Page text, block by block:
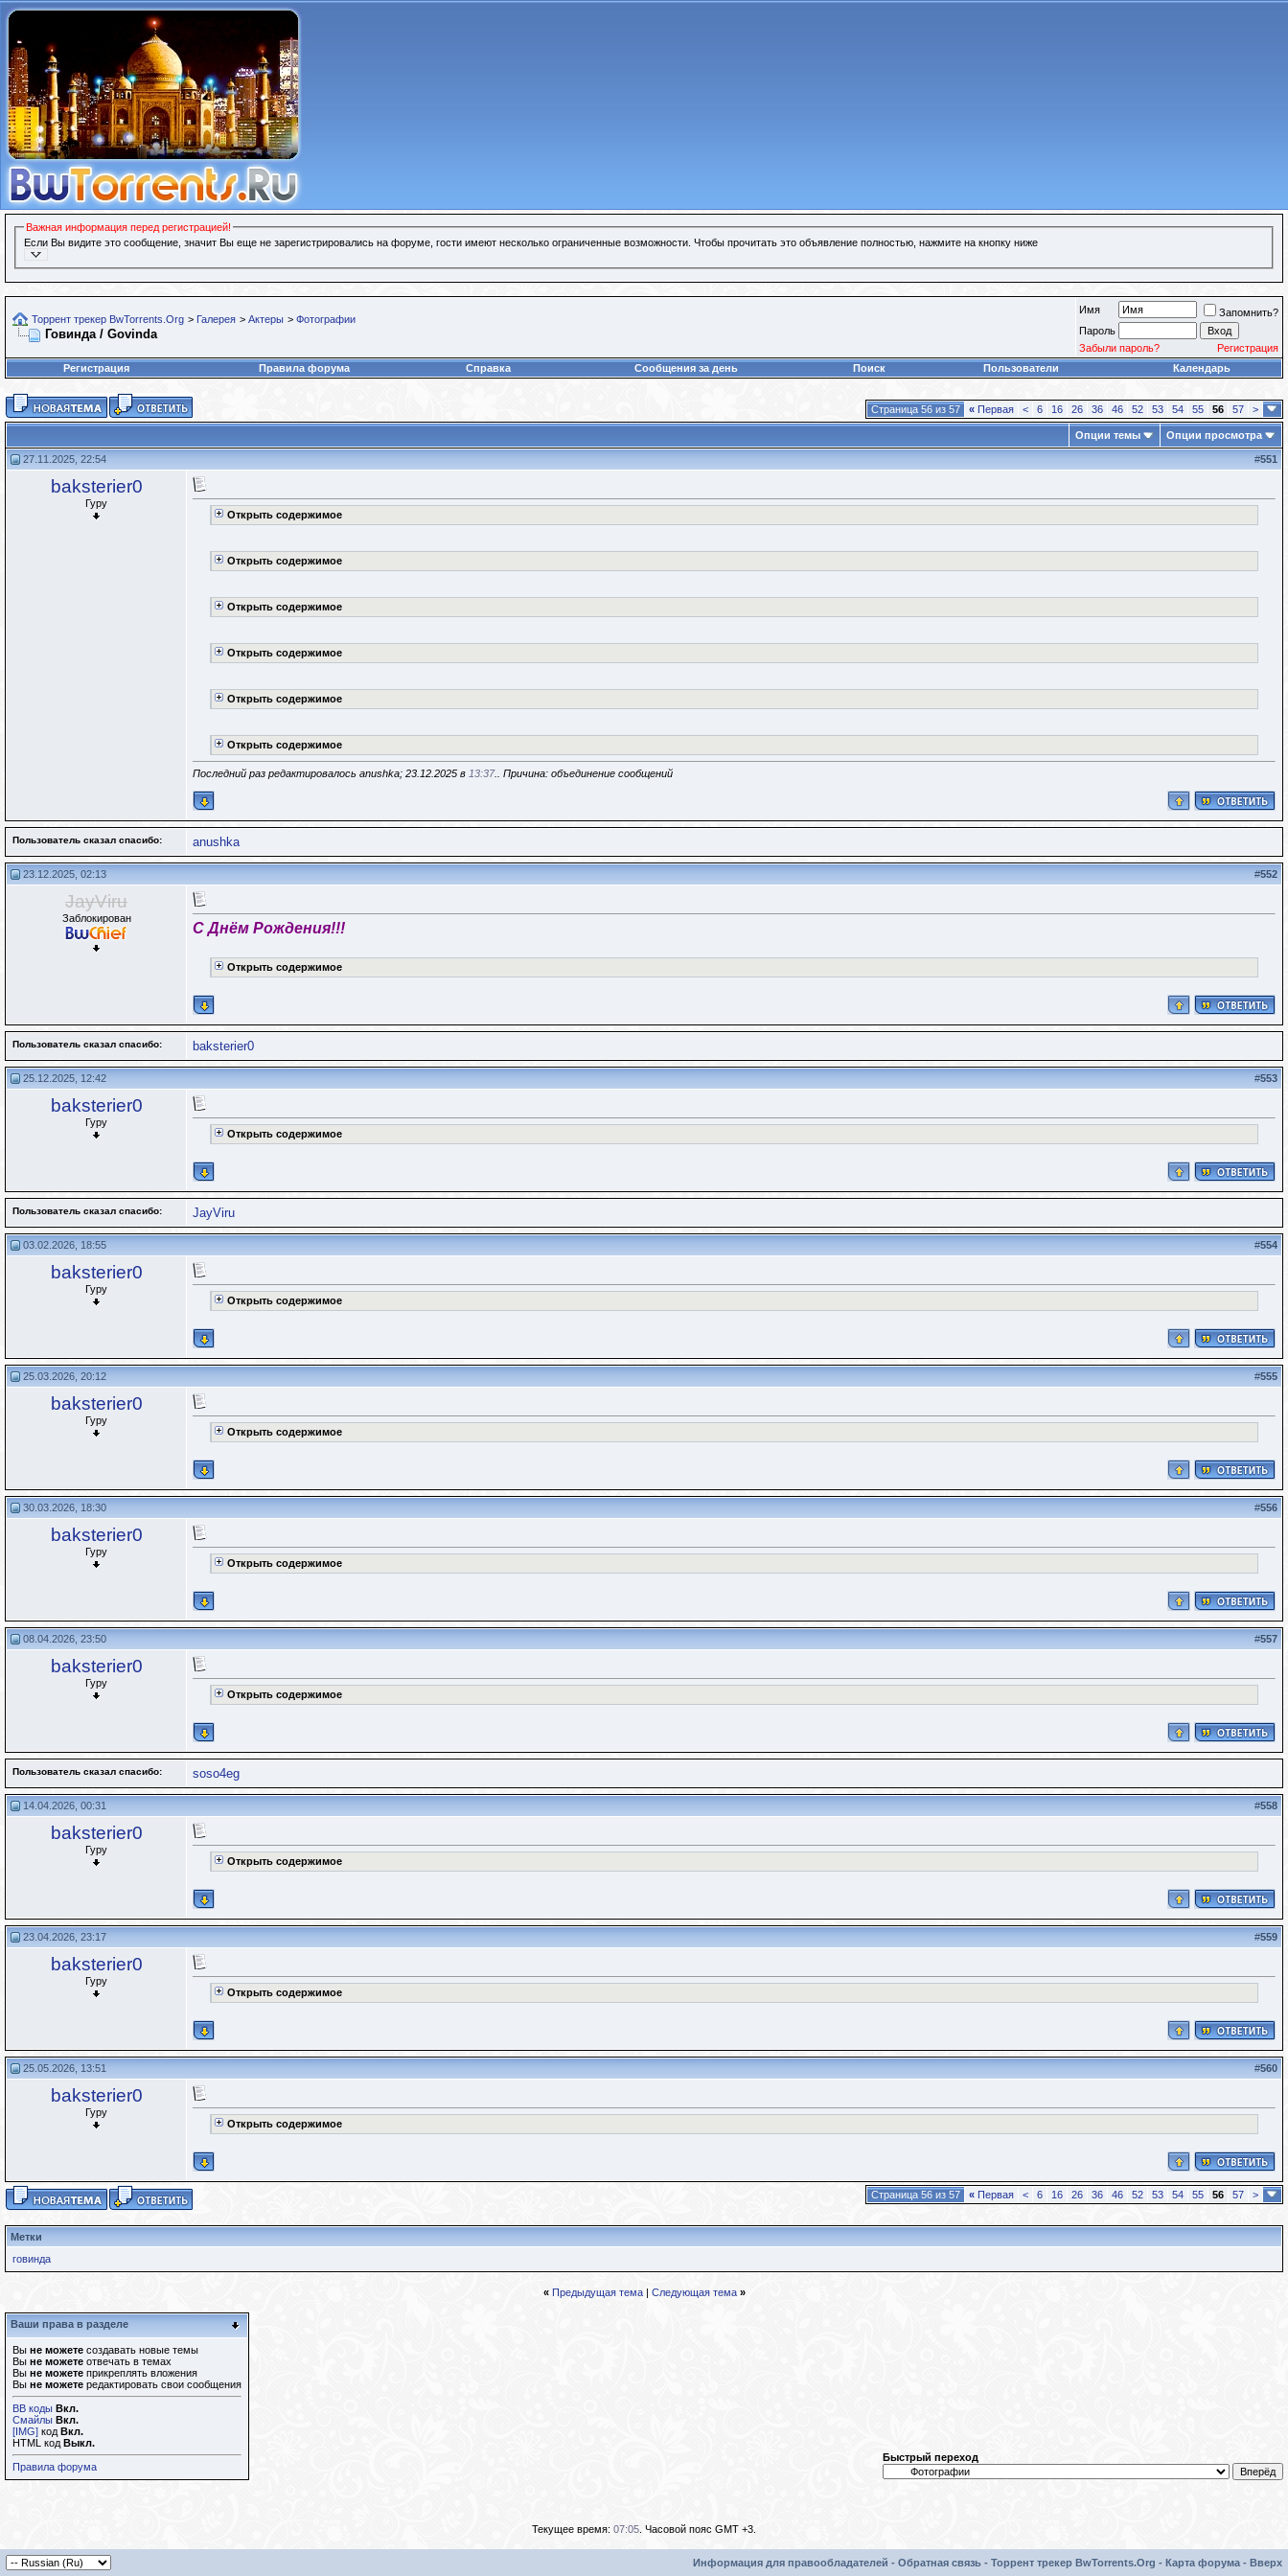
Важная информация перед регистрацией!
Если Вы видите это сообщение, значит Вы еще не зарегистрировались на форуме, гости имеют несколько ограниченные возможности. Чтобы прочитать это объявление полностью, нажмите на кнопку ниже
Торрент трекер BwTorrents.Org > Галерея > Актеры > Фотографии
Говинда / Govinda
Имя
Запомнить?
Пароль
Забыли пароль?
Регистрация
Регистрация
Правила форума Справка Сообщения за день Поиск Пользователи Календарь
Страница 56 из 57 « Первая < 6 16 26 36 46 52 53 54 55 56 57 >
Опции темы Опции просмотра
27.11.2025, 22:54 #551
baksterier0
Гуру
Открыть содержимое
Открыть содержимое
Открыть содержимое
Открыть содержимое
Открыть содержимое
Открыть содержимое
Последний раз редактировалось anushka; 23.12.2025 в 13:37.. Причина: объединение сообщений
Пользователь сказал cпасибо: anushka
23.12.2025, 02:13 #552
JayViru
Заблокирован
С Днём Рождения!!!
Открыть содержимое
Пользователь сказал cпасибо: baksterier0
25.12.2025, 12:42 #553
baksterier0
Гуру
Открыть содержимое
Пользователь сказал cпасибо: JayViru
03.02.2026, 18:55 #554
baksterier0
Гуру
Открыть содержимое
25.03.2026, 20:12 #555
baksterier0
Гуру
Открыть содержимое
30.03.2026, 18:30 #556
baksterier0
Гуру
Открыть содержимое
08.04.2026, 23:50 #557
baksterier0
Гуру
Открыть содержимое
Пользователь сказал cпасибо: soso4eg
14.04.2026, 00:31 #558
baksterier0
Гуру
Открыть содержимое
23.04.2026, 23:17 #559
baksterier0
Гуру
Открыть содержимое
25.05.2026, 13:51 #560
baksterier0
Гуру
Открыть содержимое
Страница 56 из 57 « Первая < 6 16 26 36 46 52 53 54 55 56 57 >
Метки
говинда
« Предыдущая тема| Следующая тема »
Ваши права в разделе
Вы не можете создавать новые темы
Вы не можете отвечать в темах
Вы не можете прикреплять вложения
Вы не можете редактировать свои сообщения
BB коды Вкл.
Смайлы Вкл.
[IMG] код Вкл.
HTML код Выкл.
Правила форума
Быстрый переход
Текущее время: 07:05 . Часовой пояс GMT +3.
Информация для правообладателей - Обратная связь - Торрент трекер BwTorrents.Org - Карта форума - Вверх